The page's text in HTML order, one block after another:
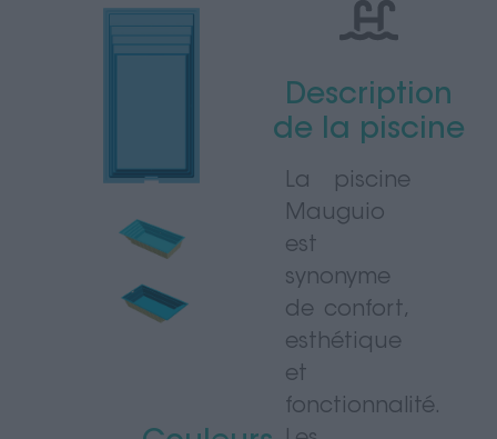
Description
de la piscine
La piscine
Mauguio
est
synonyme
de confort,
esthétique
et
fonctionnalité.